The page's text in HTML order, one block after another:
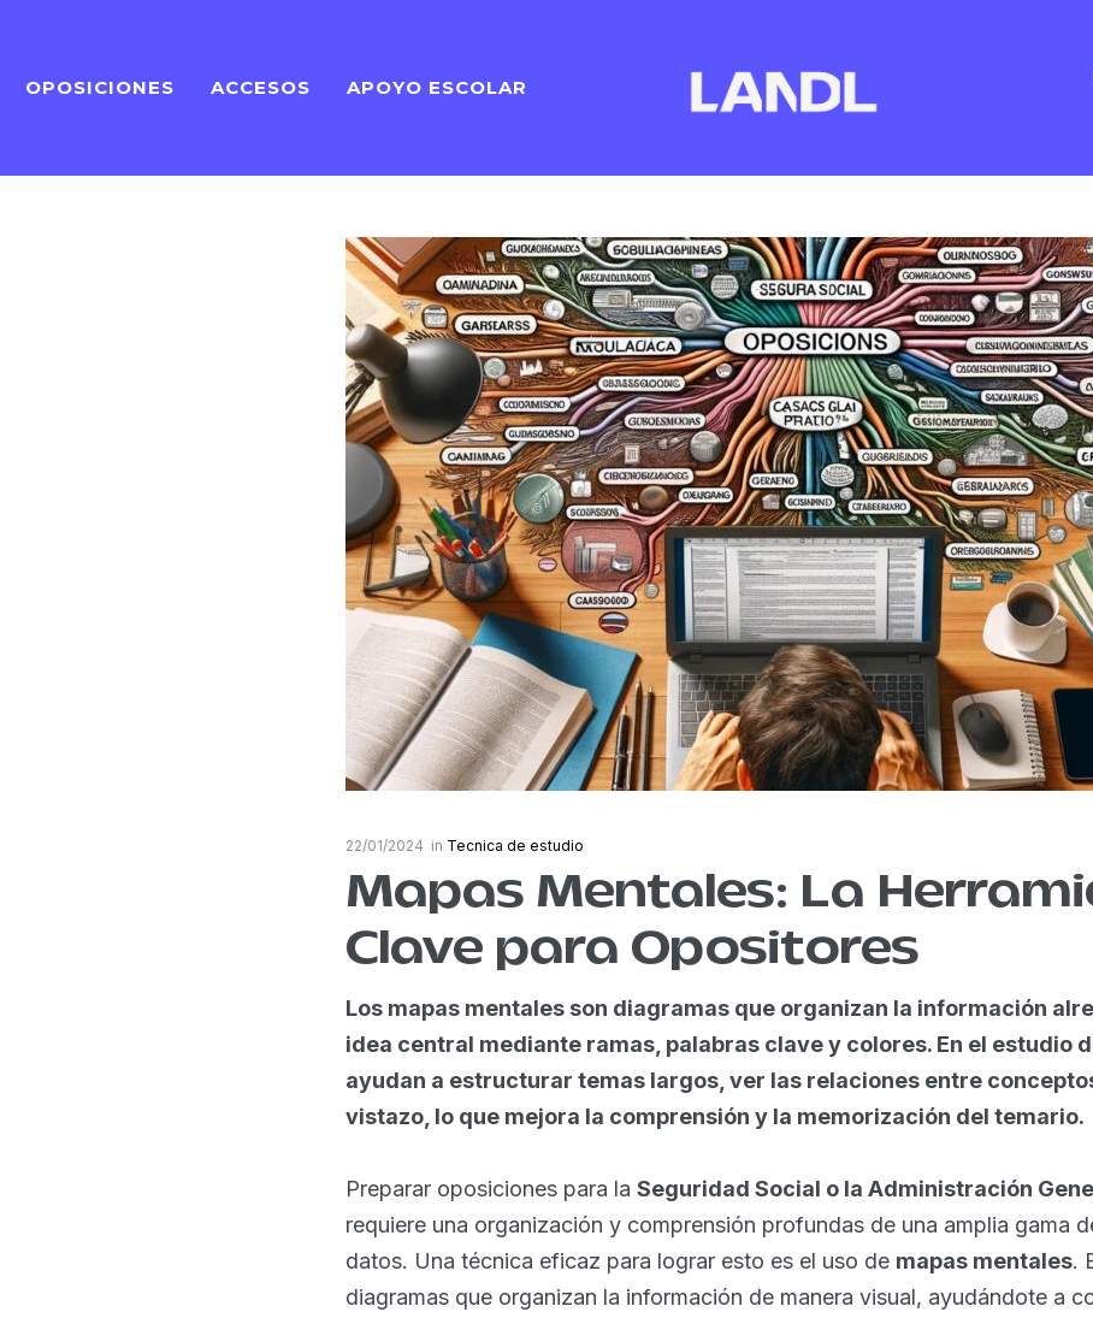
OPOSICIONES ACCESOS APOYO ESCOLAR
22/01/2024 in Tecnica de estudio
Mapas Mentales: La
Clave para Opositores
Los mapas mentales son diagramas que organizan la información
idea central mediante ramas, palabras clave y colores. En el estudio
ayudan a estructurar temas largos, ver las relaciones entre
vistazo, lo que mejora la comprensión y la memorización del temario.
Preparar oposiciones para la Seguridad Social o la Administración
requiere una organización y comprensión profundas de una amplia gama
datos. Una técnica eficaz para lograr esto es el uso de mapas mentales.
diagramas que organizan la información de manera visual, ayudándote a